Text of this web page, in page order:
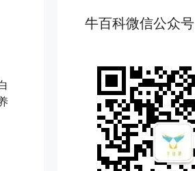
牛百科微信公众号